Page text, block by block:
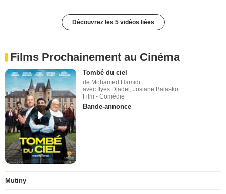
Découvrez les 5 vidéos liées
Films Prochainement au Cinéma
Tombé du ciel
de Mohamed Hamidi
avec Ilyes Djadel, Josiane Balasko
Film - Comédie
Bande-annonce
Mutiny